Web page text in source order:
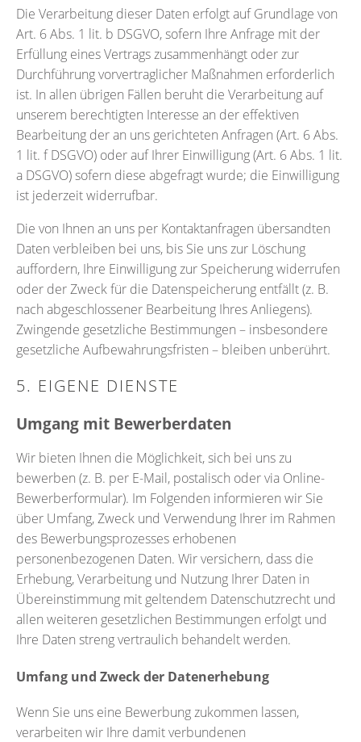
Die Verarbeitung dieser Daten erfolgt auf Grundlage von
Art. 6 Abs. 1 lit. b DSGVO, sofern Ihre Anfrage mit der
Erfüllung eines Vertrags zusammenhängt oder zur
Durchführung vorvertraglicher Maßnahmen erforderlich
ist. In allen übrigen Fällen beruht die Verarbeitung auf
unserem berechtigten Interesse an der effektiven
Bearbeitung der an uns gerichteten Anfragen (Art. 6 Abs.
1 lit. f DSGVO) oder auf Ihrer Einwilligung (Art. 6 Abs. 1 lit.
a DSGVO) sofern diese abgefragt wurde; die Einwilligung
ist jederzeit widerrufbar.
Die von Ihnen an uns per Kontaktanfragen übersandten
Daten verbleiben bei uns, bis Sie uns zur Löschung
auffordern, Ihre Einwilligung zur Speicherung widerrufen
oder der Zweck für die Datenspeicherung entfällt (z. B.
nach abgeschlossener Bearbeitung Ihres Anliegens).
Zwingende gesetzliche Bestimmungen – insbesondere
gesetzliche Aufbewahrungsfristen – bleiben unberührt.
5. EIGENE DIENSTE
Umgang mit Bewerberdaten
Wir bieten Ihnen die Möglichkeit, sich bei uns zu
bewerben (z. B. per E-Mail, postalisch oder via Online-
Bewerberformular). Im Folgenden informieren wir Sie
über Umfang, Zweck und Verwendung Ihrer im Rahmen
des Bewerbungsprozesses erhobenen
personenbezogenen Daten. Wir versichern, dass die
Erhebung, Verarbeitung und Nutzung Ihrer Daten in
Übereinstimmung mit geltendem Datenschutzrecht und
allen weiteren gesetzlichen Bestimmungen erfolgt und
Ihre Daten streng vertraulich behandelt werden.
Umfang und Zweck der Datenerhebung
Wenn Sie uns eine Bewerbung zukommen lassen,
verarbeiten wir Ihre damit verbundenen